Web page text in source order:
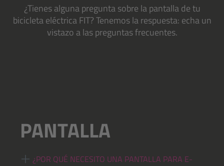
¿Tienes alguna pregunta sobre la pantalla de tu
bicicleta eléctrica FIT? Tenemos la respuesta: echa un
vistazo a las preguntas frecuentes.
PANTALLA
¿POR QUÉ NECESITO UNA PANTALLA PARA E-